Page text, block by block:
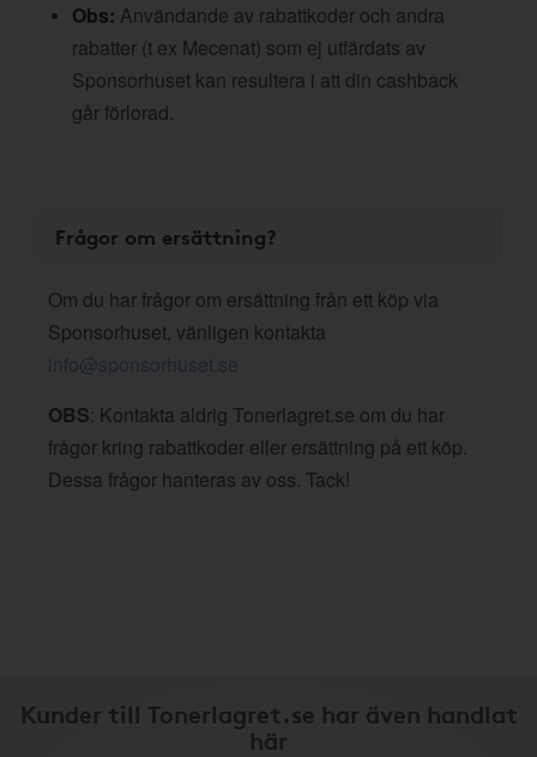
Obs: Användande av rabattkoder och andra
rabatter (t ex Mecenat) som ej utfärdats av
Sponsorhuset kan resultera i att din cashback
går förlorad.
Frågor om ersättning?
Om du har frågor om ersättning från ett köp via
Sponsorhuset, vänligen kontakta
info@sponsorhuset.se
OBS: Kontakta aldrig Tonerlagret.se om du har
frågor kring rabattkoder eller ersättning på ett köp.
Dessa frågor hanteras av oss. Tack!
Kunder till Tonerlagret.se har även handlat
här